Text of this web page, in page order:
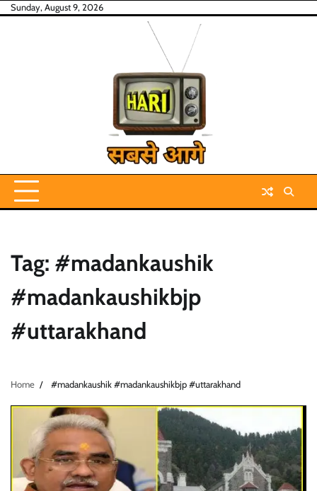
SkipSunday, August 9, 2026
Tag: #madankaushik
#madankaushikbjp
#uttarakhand
Home #madankaushik #madankaushikbjp #uttarakhand